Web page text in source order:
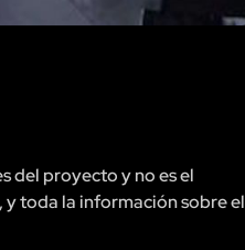
del proyecto y no es el
toda la información sobre el